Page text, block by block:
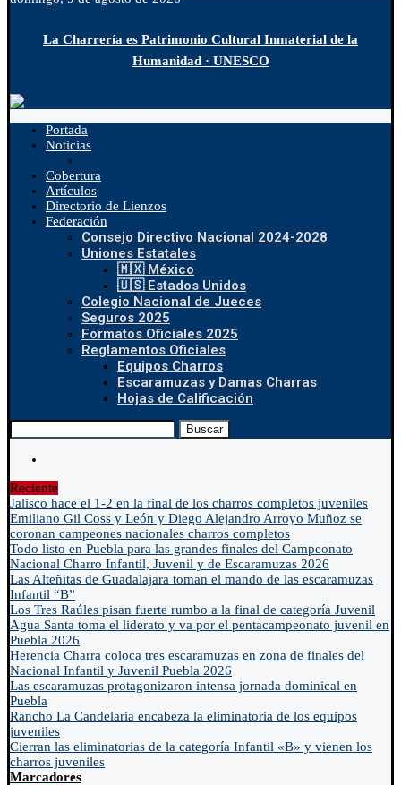
La Charrería es Patrimonio Cultural Inmaterial de la
Humanidad · UNESCO
Portada
Noticias
Cobertura
Artículos
Directorio de Lienzos
Federación
Consejo Directivo Nacional 2024-2028
Uniones Estatales
🇲🇽 México
🇺🇸 Estados Unidos
Colegio Nacional de Jueces
Seguros 2025
Formatos Oficiales 2025
Reglamentos Oficiales
Equipos Charros
Escaramuzas y Damas Charras
Hojas de Calificación
Buscar
Reciente
Jalisco hace el 1-2 en la final de los charros completos juveniles
Emiliano Gil Coss y León y Diego Alejandro Arroyo Muñoz se
coronan campeones nacionales charros completos
Todo listo en Puebla para las grandes finales del Campeonato
Nacional Charro Infantil, Juvenil y de Escaramuzas 2026
Las Alteñitas de Guadalajara toman el mando de las escaramuzas
Infantil “B”
Los Tres Raúles pisan fuerte rumbo a la final de categoría Juvenil
Agua Santa toma el liderato y va por el pentacampeonato juvenil en
Puebla 2026
Herencia Charra coloca tres escaramuzas en zona de finales del
Nacional Infantil y Juvenil Puebla 2026
Las escaramuzas protagonizaron intensa jornada dominical en
Puebla
Rancho La Candelaria encabeza la eliminatoria de los equipos
juveniles
Cierran las eliminatorias de la categoría Infantil «B» y vienen los
charros juveniles
Marcadores